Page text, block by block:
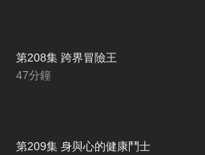
第208集 跨界冒險王
47分鐘
第209集 身與心的健康鬥士